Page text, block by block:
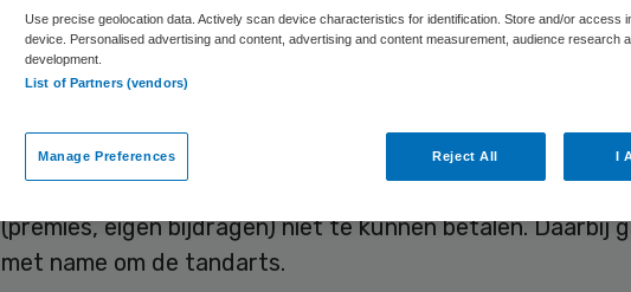
dat ze lang moeten wachten op een afspraak of
gebeurt vooral in het ziekenhuis, bij de huisarts en in de
Dat blijkt uit de ‘Meldactie Toegankelijke zorg’ van
(premies, eigen bijdragen) niet te kunnen betalen. Daarbij
met name om de tandarts.
Use precise geolocation data. Actively scan device characteristics for identification. Store and/or access
device. Personalised advertising and content, advertising and content measurement, audience research
development.
List of Partners (vendors)
Manage Preferences Reject All I